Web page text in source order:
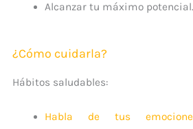
Alcanzar tu máximo potencial.
¿Cómo cuidarla?
Hábitos saludables:
Habla de tus